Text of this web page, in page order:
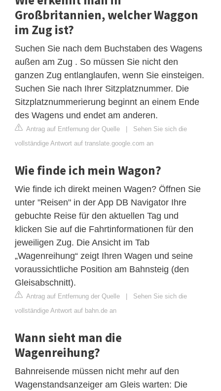
Großbritannien, welcher Waggon
im Zug ist?
Suchen Sie nach dem Buchstaben des Wagens
außen am Zug . So müssen Sie nicht den
ganzen Zug entlanglaufen, wenn Sie einsteigen.
Suchen Sie nach Ihrer Sitzplatznummer. Die
Sitzplatznummerierung beginnt an einem Ende
des Wagens und endet am anderen.
Antrag auf Entfernung der Quelle | Sehen Sie sich die
vollständige Antwort auf translate.google.com an
Wie finde ich mein Wagon?
Wie finde ich direkt meinen Wagen? Öffnen Sie
unter "Reisen" in der App DB Navigator Ihre
gebuchte Reise für den aktuellen Tag und
klicken Sie auf die Fahrtinformationen für den
jeweiligen Zug. Die Ansicht im Tab
„Wagenreihung“ zeigt Ihren Wagen und seine
voraussichtliche Position am Bahnsteig (den
Gleisabschnitt).
Antrag auf Entfernung der Quelle | Sehen Sie sich die
vollständige Antwort auf bahn.de an
Wann sieht man die
Wagenreihung?
Bahnreisende müssen nicht mehr auf den
Wagenstandsanzeiger am Gleis warten: Die